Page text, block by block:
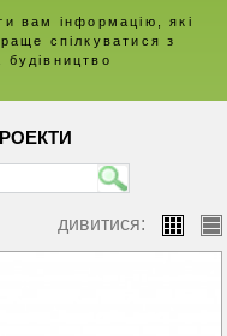
вам інформацію, які
спілкуватися з
дивитися:
boksylista